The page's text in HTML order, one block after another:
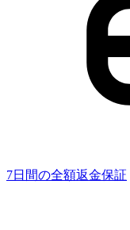
7日間の全額返金保証